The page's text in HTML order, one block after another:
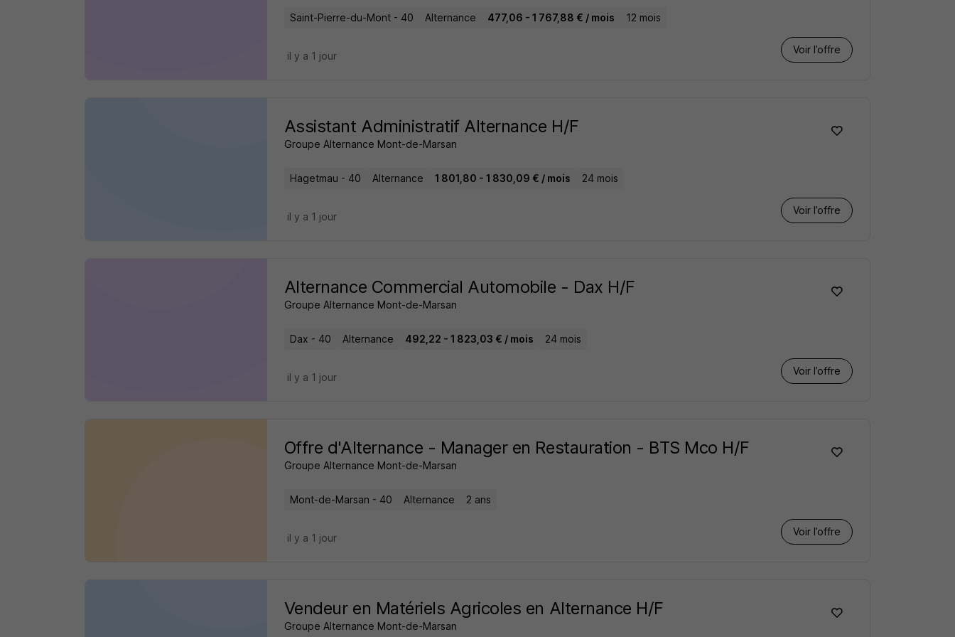
Saint-Pierre-du-Mont - 40 Alternance 477,06 - 1 767,88 € / mois 12 mois
Voir l’offre
il y a 1 jour
Assistant Administratif Alternance H/F
Groupe Alternance Mont-de-Marsan
Hagetmau - 40 Alternance 1 801,80 - 1 830,09 € / mois 24 mois
Voir l’offre
il y a 1 jour
Alternance Commercial Automobile - Dax H/F
Groupe Alternance Mont-de-Marsan
Dax - 40 Alternance 492,22 - 1 823,03 € / mois 24 mois
Voir l’offre
il y a 1 jour
Offre d'Alternance - Manager en Restauration - BTS Mco H/F
Groupe Alternance Mont-de-Marsan
Mont-de-Marsan - 40 Alternance 2 ans
Voir l’offre
il y a 1 jour
Vendeur en Matériels Agricoles en Alternance H/F
Groupe Alternance Mont-de-Marsan